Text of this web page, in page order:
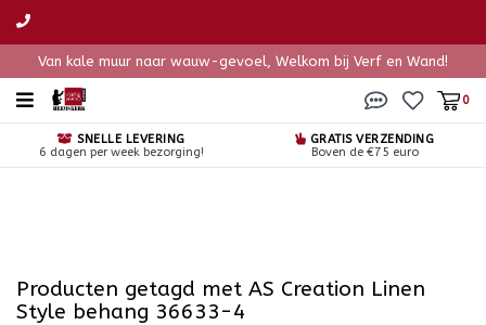
Van kale muur naar wauw-gevoel, Welkom bij Verf en Wand!
0
SNELLE LEVERING
6 dagen per week bezorging!
GRATIS VERZENDING
Boven de €75 euro
Producten getagd met AS Creation Linen
Style behang 36633-4